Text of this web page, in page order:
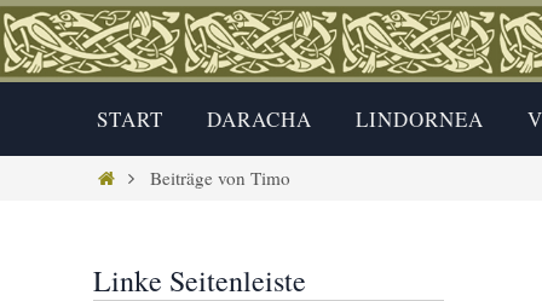
Zum
Inhalt
springen
START DARACHA LINDORNEA
HomeBeiträge von Timo
Linke Seitenleiste